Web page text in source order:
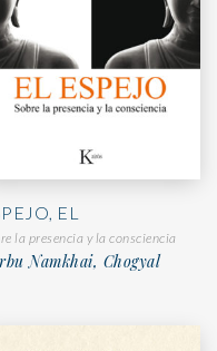
EL
la presencia y la consciencia
Namkhai, Chogyal